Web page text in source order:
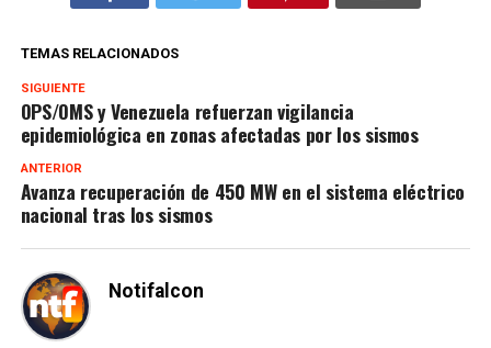
TEMAS RELACIONADOS
SIGUIENTE
OPS/OMS y Venezuela refuerzan vigilancia
epidemiológica en zonas afectadas por los sismos
ANTERIOR
Avanza recuperación de 450 MW en el sistema eléctrico
nacional tras los sismos
Notifalcon